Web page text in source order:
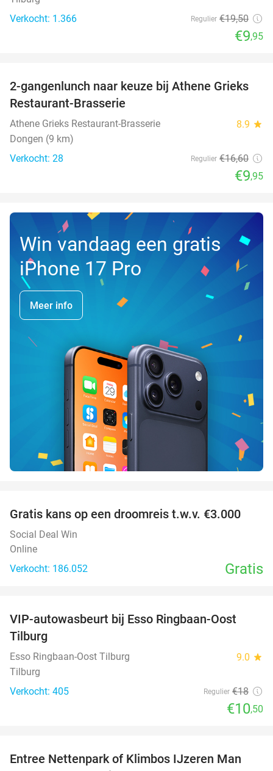
Verkocht: 1.366
Regulier €19,50
€9,95
40%
NEW
TODAY
2-gangenlunch naar keuze bij Athene Grieks
Restaurant-Brasserie
Athene Grieks Restaurant-Brasserie 8.9 star
Dongen (9 km)
Verkocht: 28
Regulier €16,60
€9,95
Win vandaag een gratis
iPhone 17 Pro
Meer info
Gratis kans op een droomreis t.w.v. €3.000
Social Deal Win
Online
Verkocht: 186.052
Gratis
42%
VIP-autowasbeurt bij Esso Ringbaan-Oost
Tilburg
Esso Ringbaan-Oost Tilburg 9.0 star
Tilburg
Verkocht: 405
Regulier €18
€10,50
29%
Entree Nettenpark of Klimbos IJzeren Man